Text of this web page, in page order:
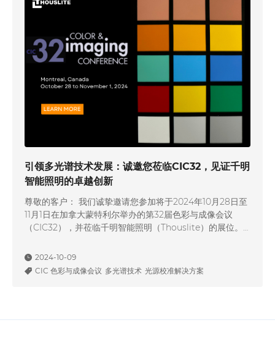
引领多光谱技术发展：诚邀您莅临CIC32，见证千明
智能照明的卓越创新
尊敬的客户： 我们诚挚邀请您参加将于2024年10月28日至
11月1日在加拿大蒙特利尔举办的第32届色彩与成像会议
（CIC32），并莅临千明智能照明（Thouslite）的展位。
色彩科学与成像技术领域的顶级会议，汇聚了全球领先的科
学家和行业专家，共同探讨色彩感知、光谱成像、视觉计算
2024-10-09
CIC 色彩与成像会议 多光谱技术 光源校准解决方案